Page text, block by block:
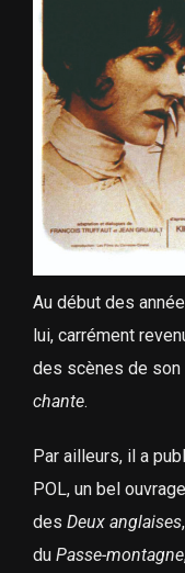
Au début des
lui, carrément
des scènes de
chante.
Par ailleurs, il a
POL, un bel
des Deux anglaises
du Passe-montagne